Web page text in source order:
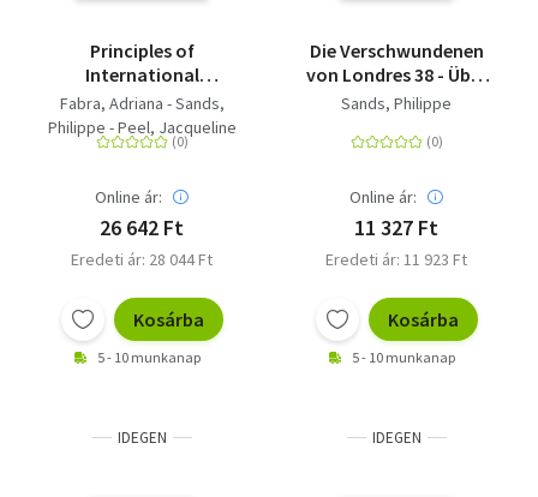
Principles of
International
Environmental Law
Fabra, Adriana - Sands,
Philippe - Peel, Jacqueline
- Mackenzie, Ruth
Online ár:
26 642 Ft
Eredeti ár: 28 044 Ft
Kosárba
5 - 10 munkanap
Die Verschwundenen
von Londres 38 - Über
Pinochet in England
Patagonien
Sands, Philippe
Online ár:
11 327 Ft
Eredeti ár: 11 923 Ft
Kosárba
5 - 10 munkanap
IDEGEN IDEGEN